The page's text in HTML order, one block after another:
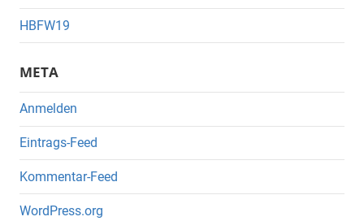
HBFW19
META
Anmelden
Eintrags-Feed
Kommentar-Feed
WordPress.org